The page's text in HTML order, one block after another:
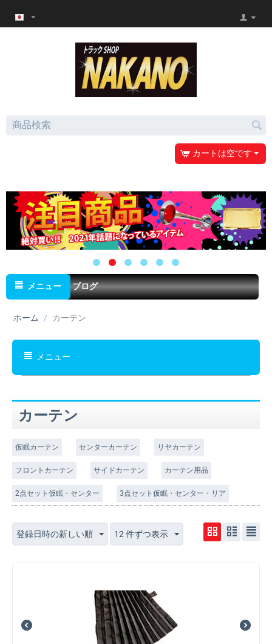
カートは空です
メニュー ブログ
ホーム / カーテン
メニュー
カーテン
仮眠カーテン センターカーテン リヤカーテン
フロントカーテン サイドカーテン カーテン用品
2点セット仮眠・センター 3点セット仮眠・センター・リア
登録日時の新しい順 12 件ずつ表示